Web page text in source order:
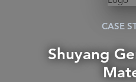
CASE
Shuyang